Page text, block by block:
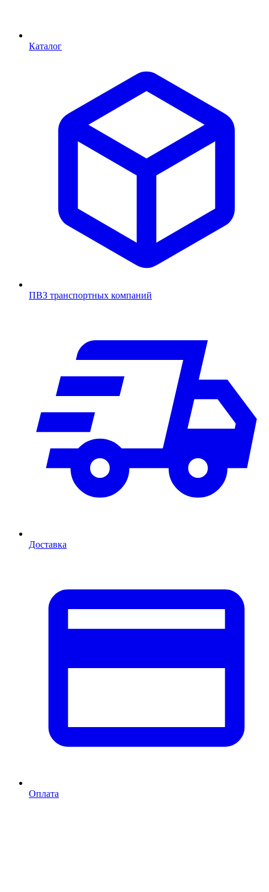
Каталог
ПВЗ транспортных компаний
Доставка
Оплата